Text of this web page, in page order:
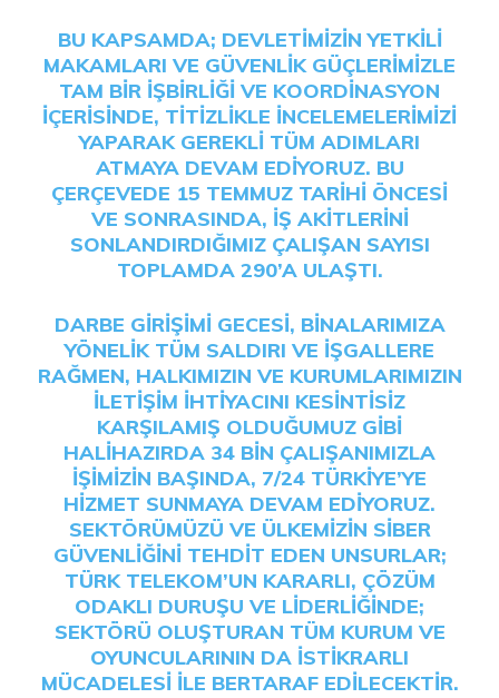
BU KAPSAMDA; DEVLETIMIZIN YETKILI
MAKAMLARI VE GÜVENLIK GÜÇLERIMIZLE
TAM BIR IŞBIRLIĞI VE KOORDINASYON
IÇERISINDE, TITIZLIKLE INCELEMELERIMIZI
YAPARAK GEREKLI TÜM ADIMLARI
ATMAYA DEVAM EDIYORUZ. BU
ÇERÇEVEDE 15 TEMMUZ TARIHI ÖNCESI
VE SONRASINDA, IŞ AKITLERINI
SONLANDIRDIĞIMIZ ÇALIŞAN SAYISI
TOPLAMDA 290’A ULAŞTI.
DARBE GIRIŞIMI GECESI, BINALARIMIZA
YÖNELIK TÜM SALDIRI VE IŞGALLERE
RAĞMEN, HALKIMIZIN VE KURUMLARIMIZIN
ILETIŞIM IHTIYACINI KESINTISIZ
KARŞILAMIŞ OLDUĞUMUZ GIBI
HALIHAZIRDA 34 BIN ÇALIŞANIMIZLA
IŞIMIZIN BAŞINDA, 7/24 TÜRKIYE’YE
HIZMET SUNMAYA DEVAM EDIYORUZ.
SEKTÖRÜMÜZÜ VE ÜLKEMIZIN SIBER
GÜVENLIĞINI TEHDIT EDEN UNSURLAR;
TÜRK TELEKOM’UN KARARLI, ÇÖZÜM
ODAKLI DURUŞU VE LIDERLIĞINDE;
SEKTÖRÜ OLUŞTURAN TÜM KURUM VE
OYUNCULARININ DA ISTIKRARLI
MÜCADELESI ILE BERTARAF EDILECEKTIR.